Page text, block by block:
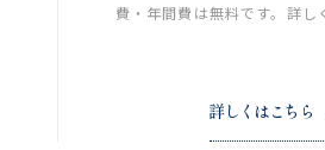
費・年間費は無料です。詳し
詳しくはこちら